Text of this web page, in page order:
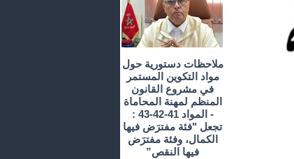
ملاحظات دستورية حول
مواد التكوين المستمر
في مشروع القانون
المنظم لمهنة المحاماة
- المواد 41-42-43 :
تجعل "فئة مفترَض فيها
الكمال، وفئة مفترَض
فيها النقص”